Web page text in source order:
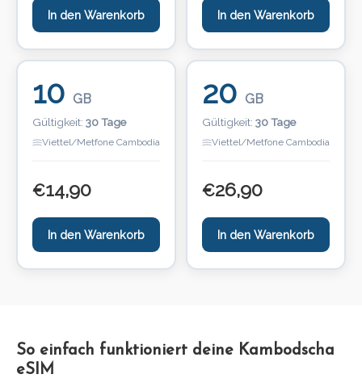
In den Warenkorb In den Warenkorb
10 GB
Gültigkeit: 30 Tage
Viettel/Metfone Cambodia
€14,90
In den Warenkorb
20 GB
Gültigkeit: 30 Tage
Viettel/Metfone Cambodia
€26,90
In den Warenkorb
So einfach funktioniert deine Kambodscha
eSIM